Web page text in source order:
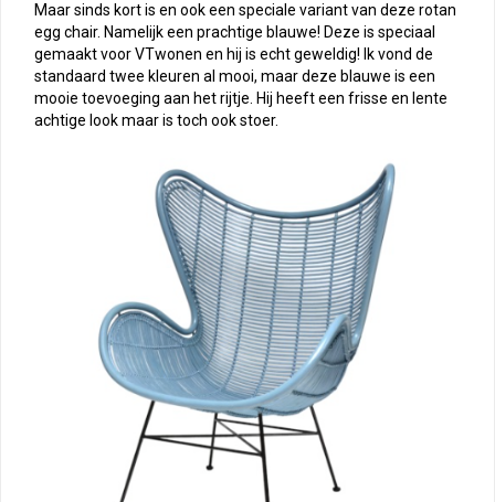
Maar sinds kort is en ook een speciale variant van deze rotan
egg chair. Namelijk een prachtige blauwe! Deze is speciaal
gemaakt voor VTwonen en hij is echt geweldig! Ik vond de
standaard twee kleuren al mooi, maar deze blauwe is een
mooie toevoeging aan het rijtje. Hij heeft een frisse en lente
achtige look maar is toch ook stoer.